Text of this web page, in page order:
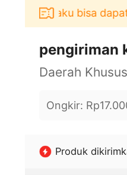
Akulaku bisa dapat
pengiriman
Ongkir:
Produk